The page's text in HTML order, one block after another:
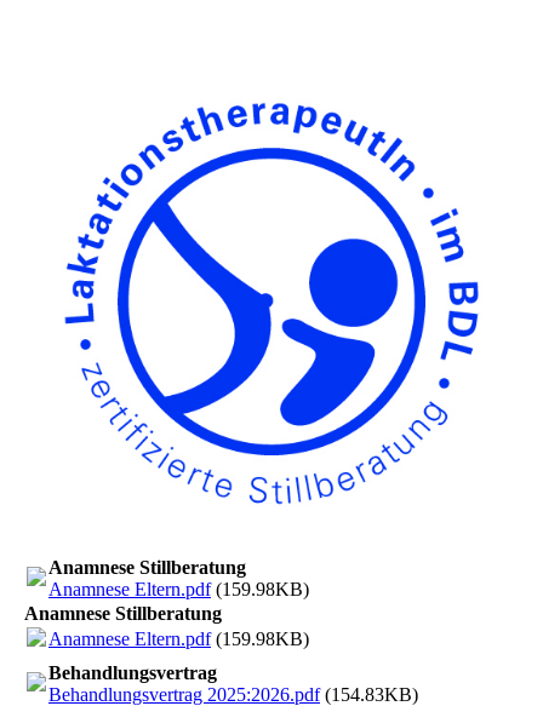
Anamnese Stillberatung
Anamnese Eltern.pdf(159.98KB)
Anamnese Stillberatung
Anamnese Eltern.pdf(159.98KB)
Behandlungsvertrag
Behandlungsvertrag 2025:2026.pdf(154.83KB)